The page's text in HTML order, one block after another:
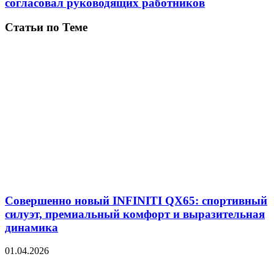
Статьи по Теме
Совершенно новый INFINITI QX65: спортивный
силуэт, премиальный комфорт и выразительная
динамика
01.04.2026